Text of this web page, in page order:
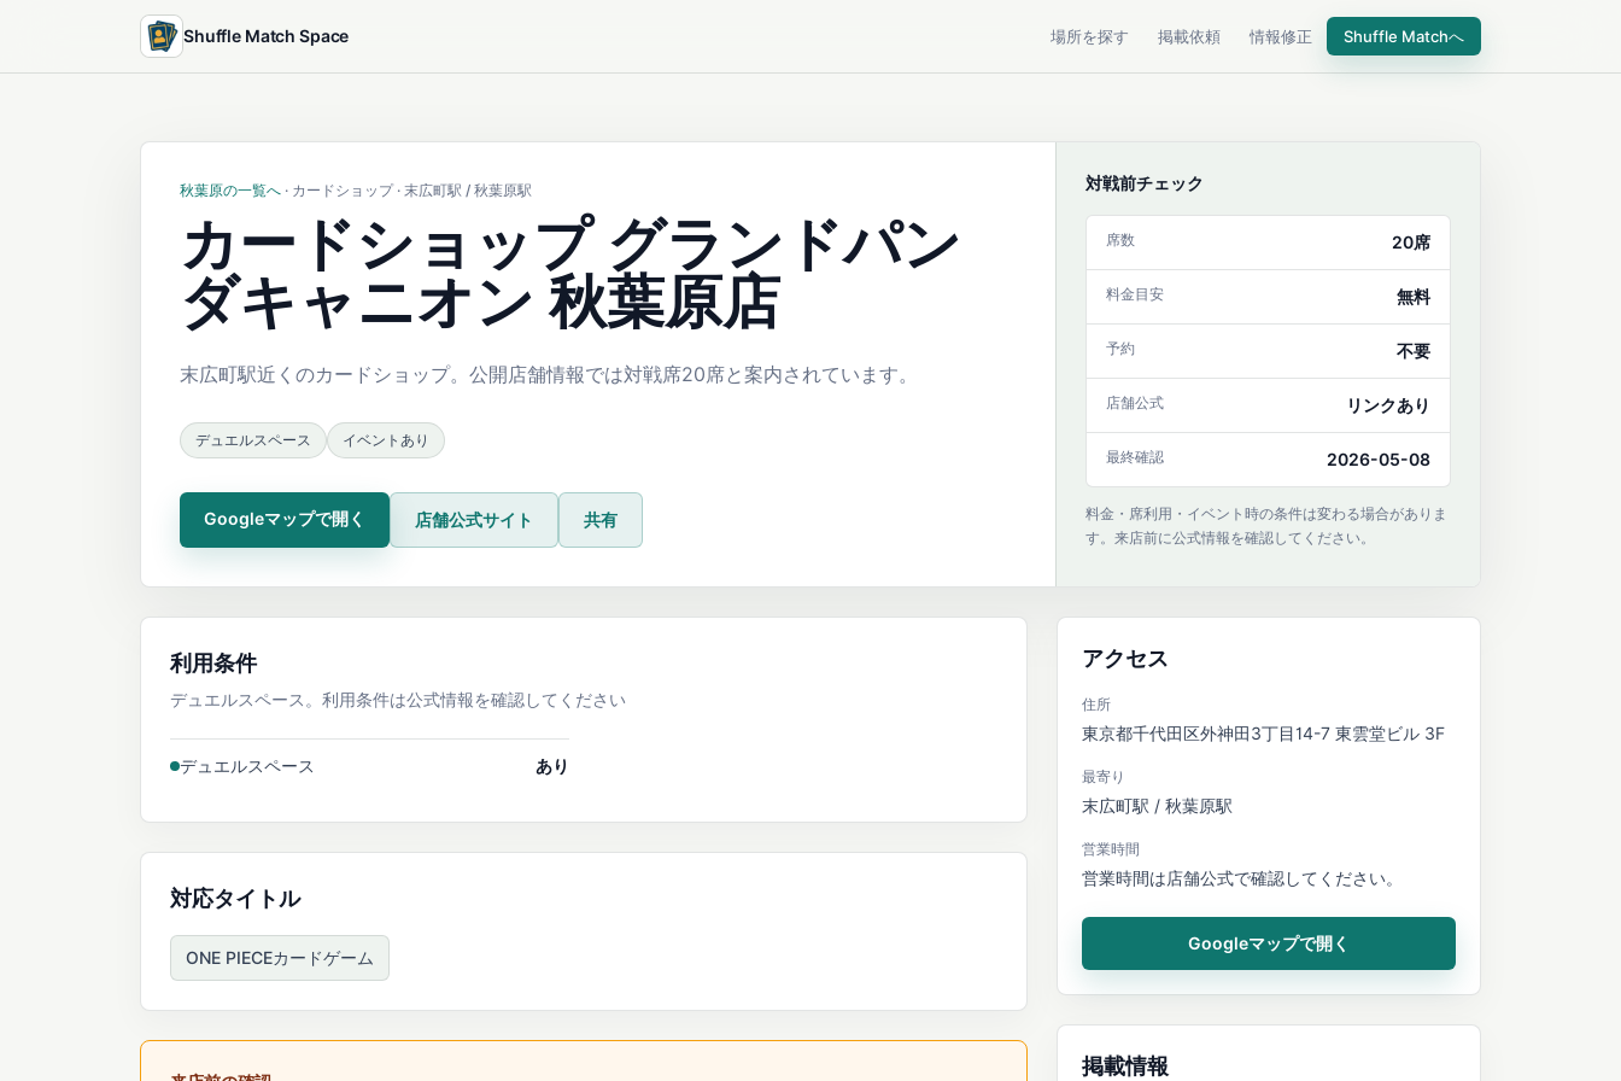
Shuffle Match Space 場所を探す 掲載依頼 情報修正 Shuffle Matchへ
秋葉原の一覧へ · カードショップ · 末広町駅 / 秋葉原駅
カードショップ グランドパン
ダキャニオン 秋葉原店
末広町駅近くのカードショップ。公開店舗情報では対戦席20席と案内されています。
デュエルスペース イベントあり
Googleマップで開く 店舗公式サイト 共有
対戦前チェック
席数 20席
料金目安 無料
予約 不要
店舗公式 リンクあり
最終確認 2026-05-08
料金・席利用・イベント時の条件は変わる場合がありま
す。来店前に公式情報を確認してください。
利用条件
デュエルスペース。利用条件は公式情報を確認してください
デュエルスペース あり
対応タイトル
ONE PIECEカードゲーム
アクセス
住所
東京都千代田区外神田3丁目14-7 東雲堂ビル 3F
最寄り
末広町駅 / 秋葉原駅
営業時間
営業時間は店舗公式で確認してください。
Googleマップで開く
掲載情報